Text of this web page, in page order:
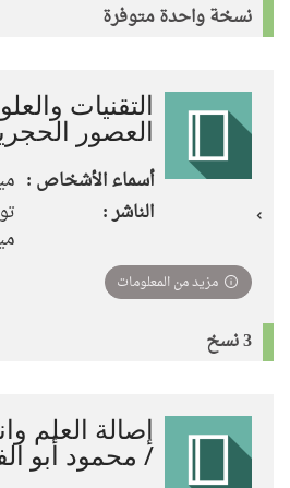
نسخة واحدة متوفرة
التقنيات
العصور
أسماء الأشخاص :
الناشر :
مزيد من المعلومات
3 نسخ
إصالة العلم
/ محمود أبو